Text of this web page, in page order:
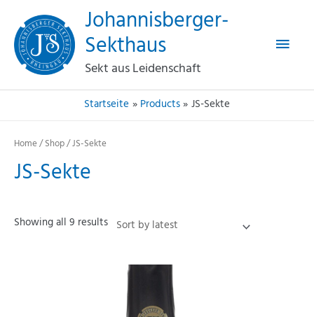
Inhalt
springen
Johannisberger-
Sekthaus
Sekt aus Leidenschaft
Startseite Products JS-Sekte
Home/Shop/ JS-Sekte
JS-Sekte
Showing all 9 results